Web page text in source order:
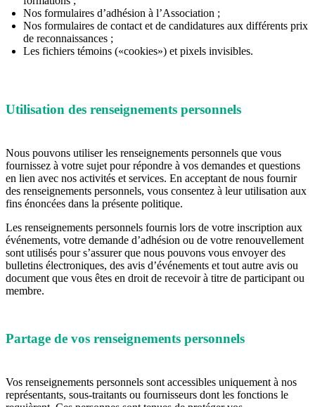
Nos formulaires d’adhésion à l’Association ;
Nos formulaires de contact et de candidatures aux différents prix
de reconnaissances ;
Les fichiers témoins («cookies») et pixels invisibles.
Utilisation des renseignements personnels
Nous pouvons utiliser les renseignements personnels que vous
fournissez à votre sujet pour répondre à vos demandes et questions
en lien avec nos activités et services. En acceptant de nous fournir
des renseignements personnels, vous consentez à leur utilisation aux
fins énoncées dans la présente politique.
Les renseignements personnels fournis lors de votre inscription aux
événements, votre demande d’adhésion ou de votre renouvellement
sont utilisés pour s’assurer que nous pouvons vous envoyer des
bulletins électroniques, des avis d’événements et tout autre avis ou
document que vous êtes en droit de recevoir à titre de participant ou
membre.
Partage de vos renseignements personnels
Vos renseignements personnels sont accessibles uniquement à nos
représentants, sous-traitants ou fournisseurs dont les fonctions le